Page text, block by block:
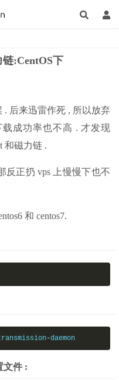
:CentOS下
. 后来迅雷作死 , 所以放弃
成功率也不高 . 才发现
和磁力链 .
反正扔 vps 上慢慢下也不
和 centos7.
-daemon
文件 :